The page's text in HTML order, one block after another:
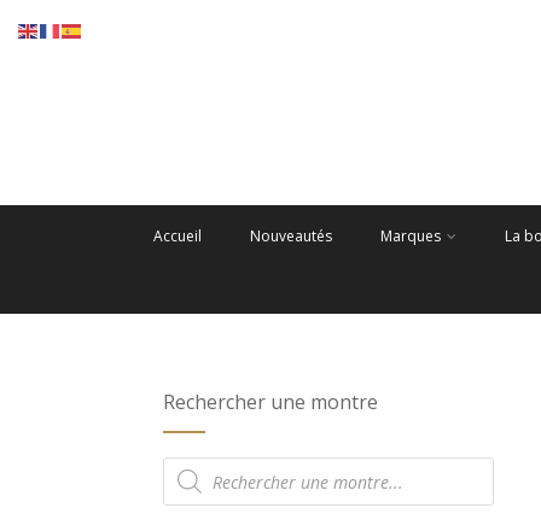
Accueil Nouveautés Marques La
Rechercher une montre
Recherche
de
produits